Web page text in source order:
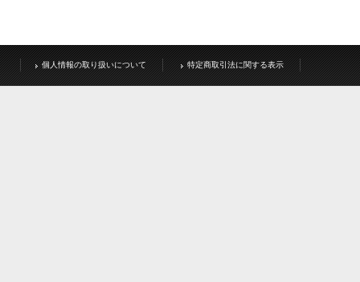
個人情報の取り扱いについて 特定商取引法に関する表示